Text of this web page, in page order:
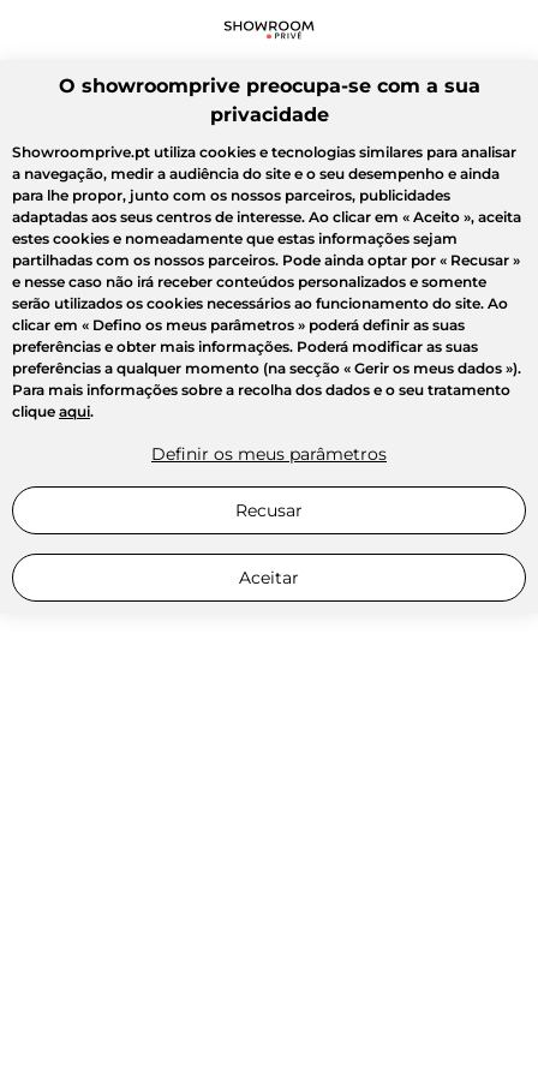
O showroomprive preocupa-se com a sua
privacidade
Showroomprive.pt utiliza cookies e tecnologias similares para analisar
a navegação, medir a audiência do site e o seu desempenho e ainda
para lhe propor, junto com os nossos parceiros, publicidades
adaptadas aos seus centros de interesse. Ao clicar em « Aceito », aceita
estes cookies e nomeadamente que estas informações sejam
partilhadas com os nossos parceiros. Pode ainda optar por « Recusar »
e nesse caso não irá receber conteúdos personalizados e somente
serão utilizados os cookies necessários ao funcionamento do site. Ao
clicar em « Defino os meus parâmetros » poderá definir as suas
preferências e obter mais informações. Poderá modificar as suas
preferências a qualquer momento (na secção « Gerir os meus dados »).
Para mais informações sobre a recolha dos dados e o seu tratamento
clique aqui.
Definir os meus parâmetros
Recusar
Aceitar